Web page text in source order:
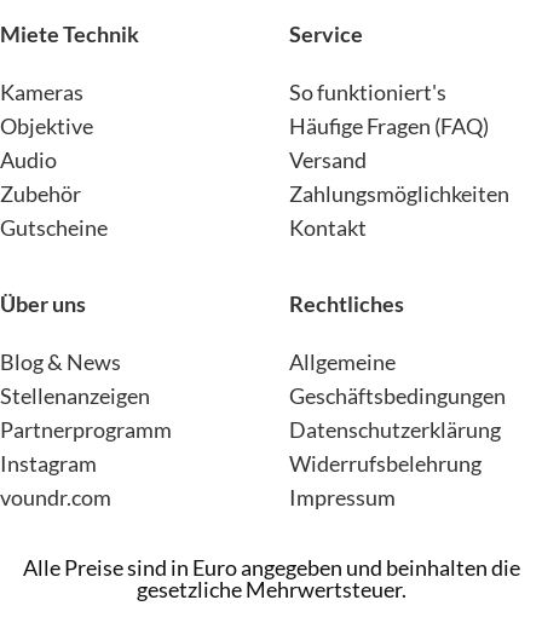
Miete Technik
Kameras
Objektive
Audio
Zubehör
Gutscheine
Service
So funktioniert's
Häufige Fragen (FAQ)
Versand
Zahlungsmöglichkeiten
Kontakt
Über uns
Blog & News
Stellenanzeigen
Partnerprogramm
Instagram
voundr.com
Rechtliches
Allgemeine
Geschäftsbedingungen
Datenschutzerklärung
Widerrufsbelehrung
Impressum
Alle Preise sind in Euro angegeben und beinhalten die
gesetzliche Mehrwertsteuer.